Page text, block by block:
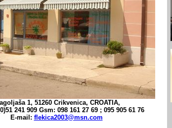
1, 51260 Crikvenica, CROATIA,
241 909 Gsm: 098 161 27 69 ; 095 905 61 76
E-mail: flekica2003@msn.com